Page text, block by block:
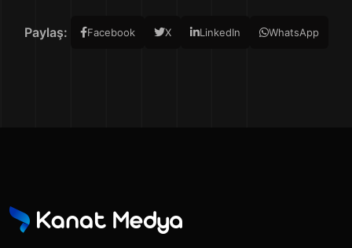
Paylaş: Facebook X LinkedIn WhatsApp